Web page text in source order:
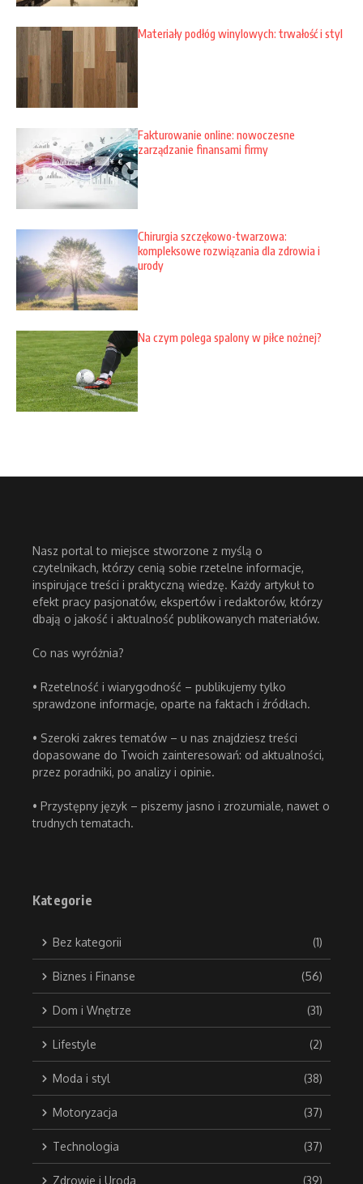
Materiały podłóg winylowych: trwałość i styl
Fakturowanie online: nowoczesne
zarządzanie finansami firmy
Chirurgia szczękowo-twarzowa:
kompleksowe rozwiązania dla zdrowia i
urody
Na czym polega spalony w piłce nożnej?
Nasz portal to miejsce stworzone z myślą o
czytelnikach, którzy cenią sobie rzetelne informacje,
inspirujące treści i praktyczną wiedzę. Każdy artykuł to
efekt pracy pasjonatów, ekspertów i redaktorów, którzy
dbają o jakość i aktualność publikowanych materiałów.
Co nas wyróżnia?
• Rzetelność i wiarygodność – publikujemy tylko
sprawdzone informacje, oparte na faktach i źródłach.
• Szeroki zakres tematów – u nas znajdziesz treści
dopasowane do Twoich zainteresowań: od aktualności,
przez poradniki, po analizy i opinie.
• Przystępny język – piszemy jasno i zrozumiale, nawet o
trudnych tematach.
Kategorie
Bez kategorii (1)
Biznes i Finanse (56)
Dom i Wnętrze (31)
Lifestyle (2)
Moda i styl (38)
Motoryzacja (37)
Technologia (37)
Zdrowie i Uroda (39)